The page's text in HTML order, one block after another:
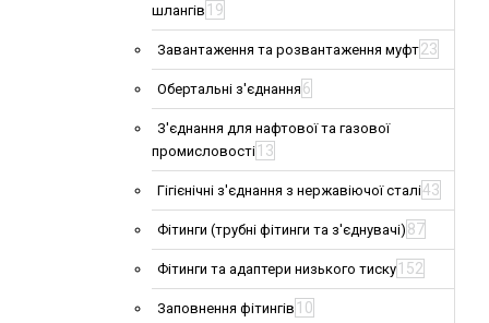
шлангів 19
Завантаження та розвантаження муфт23
Обертальні з'єднання 6
З'єднання для нафтової та газової
промисловості 13
Гігієнічні з'єднання з нержавіючої сталі43
Фітинги (трубні фітинги та з'єднувачі) 87
Фітинги та адаптери низького тиску 152
Заповнення фітингів 10